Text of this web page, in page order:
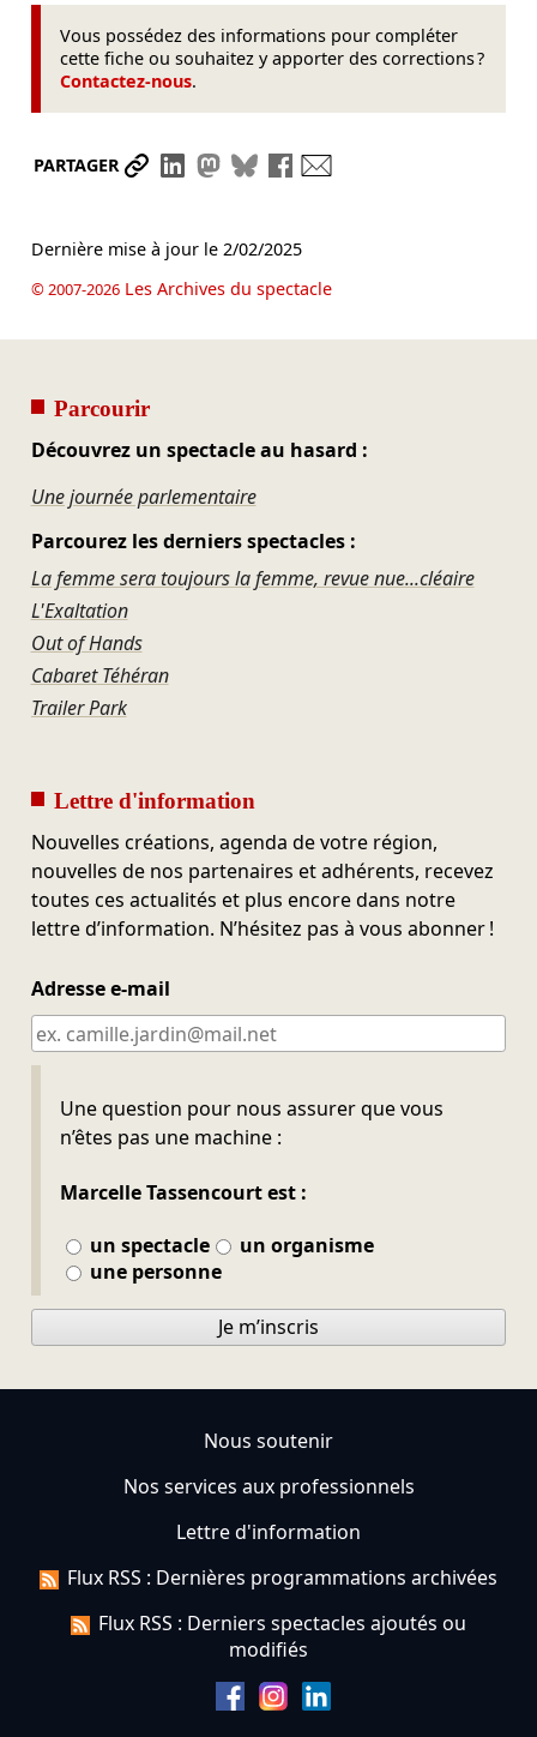
Vous possédez des informations pour compléter
cette fiche ou souhaitez y apporter des corrections ?
Contactez-nous.
PARTAGER Partager le lien
Partager sur LinkedIn
Partager sur Mastodon
Partager sur Bluesky
Partager sur Facebook
Dernière mise à jour le 2/02/2025
© 2007-2026Les Archives du spectacle
Parcourir
Découvrez un spectacle au hasard :
Une journée parlementaire
Parcourez les derniers spectacles :
La femme sera toujours la femme, revue nue...cléaire
L'Exaltation
Out of Hands
Cabaret Téhéran
Trailer Park
Lettre d'information
Nouvelles créations, agenda de votre région,
nouvelles de nos partenaires et adhérents, recevez
toutes ces actualités et plus encore dans notre
lettre d’information. N’hésitez pas à vous abonner !
Adresse e-mail
Une question pour nous assurer que vous
n’êtes pas une machine :
Marcelle Tassencourt est :
un spectacle
un organisme
une personne
Ne pas remplir
Je m’inscris
Nous soutenir
Nos services aux professionnels
Lettre d'information
Flux RSS : Dernières programmations archivées
Flux RSS : Derniers spectacles ajoutés ou
modifiés